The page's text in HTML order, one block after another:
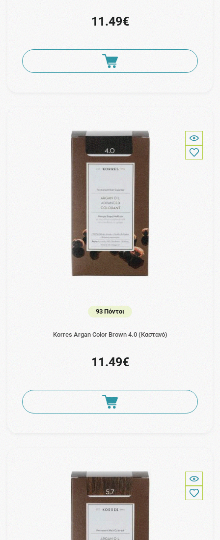
11.49€
93 Πόντοι
Korres Argan Color Brown 4.0 (Καστανό)
11.49€